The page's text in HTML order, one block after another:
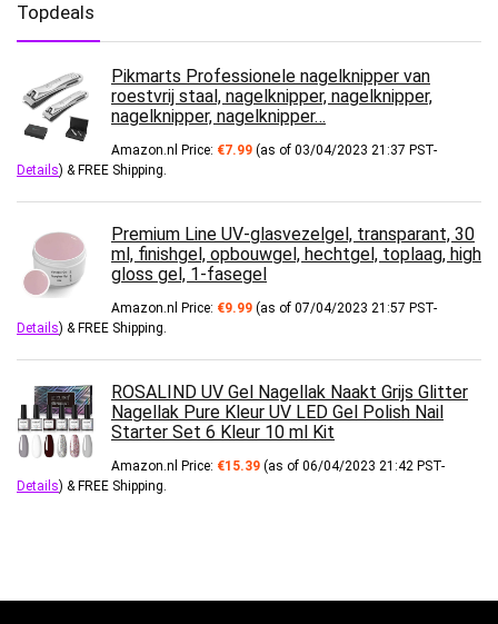
Topdeals
Pikmarts Professionele nagelknipper van
roestvrij staal, nagelknipper, nagelknipper,
nagelknipper, nagelknipper…
Amazon.nl Price: €7.99 (as of 03/04/2023 21:37 PST-
Details) & FREE Shipping.
Premium Line UV-glasvezelgel, transparant, 30
ml, finishgel, opbouwgel, hechtgel, toplaag, high
gloss gel, 1-fasegel
Amazon.nl Price: €9.99 (as of 07/04/2023 21:57 PST-
Details) & FREE Shipping.
ROSALIND UV Gel Nagellak Naakt Grijs Glitter
Nagellak Pure Kleur UV LED Gel Polish Nail
Starter Set 6 Kleur 10 ml Kit
Amazon.nl Price: €15.39 (as of 06/04/2023 21:42 PST-
Details) & FREE Shipping.